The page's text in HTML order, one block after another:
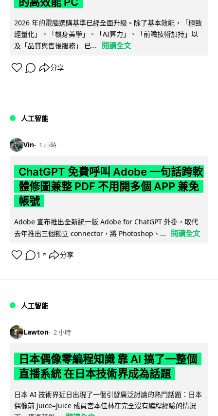
2026 年的電腦選購基準已經全面升級。除了基本效能，「極致
輕量化」、「機身美學」、「AI算力」、「前瞻技術加持」以
及「品質與售後服務」 已...
閱讀全文
分享
人工智能
Vin 1 小時
ChatGPT 免費呼叫 Adobe 一句話跨軟
體修圖兼整 PDF 不用開多個 APP 兼免
帳號
Adobe 宣布推出全新統一版 Adobe for ChatGPT 外掛，取代
去年推出三個獨立 connector，將 Photoshop、...
閱讀全文
1 ↗ 分享
人工智能
Lawton 2 小時
日本偶像零編程知識 靠 AI 搞了一整個
直播系統 在日本技術界成為話題
日本 AI 技術界近日出現了一個引發廣泛討論的熱門話題：日本
偶像前 Juice=Juice 成員宮本佳林在完全沒有編程經驗的情況